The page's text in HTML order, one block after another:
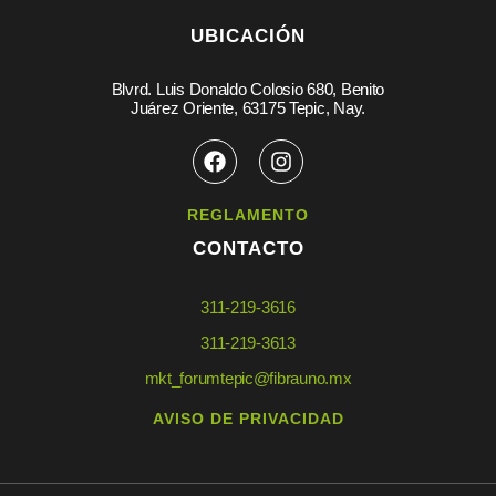
UBICACIÓN
Blvrd. Luis Donaldo Colosio 680, Benito
Juárez Oriente, 63175 Tepic, Nay.
REGLAMENTO
CONTACTO
311-219-3616
311-219-3613
mkt_forumtepic@fibrauno.mx
AVISO DE PRIVACIDAD